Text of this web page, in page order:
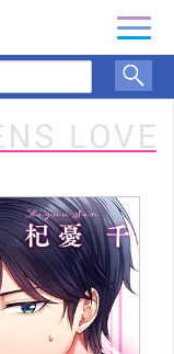
品
索
ナ
ゲ
ー
ョ
ン